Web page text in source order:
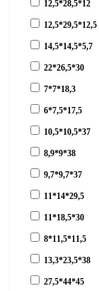
12,5*28,5*12
12,5*29,5*12,5
14,5*14,5*5,7
22*26,5*30
7*7*18,3
6*7,5*17,5
10,5*10,5*37
8,9*9*38
9,7*9,7*37
11*14*29,5
11*18,5*30
8*11,5*11,5
13,3*23,5*38
27,5*44*45